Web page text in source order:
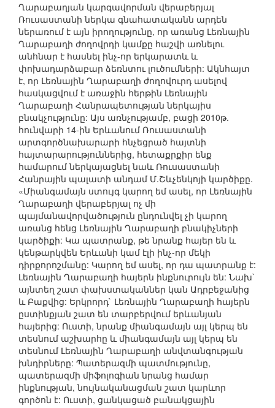
Ղարաբաղյան կարգավորման վերաբերյալ
Ռուսաստանի ներկա գնահատականն արդեն
ներառում է այն իրողությունը, որ առանց Լեռնային
Ղարաբաղի ժողովրդի կամքը հաշվի առնելու
անհնար է հասնել ինչ-որ երկարատև և
փոխադարձաբար ձեռնտու լուծումների: Ակնհայտ
է, որ Լեռնային Ղարաբաղի ժողովուրդ ասելով
հասկացվում է առաջին հերթին Լեռնային
Ղարաբաղի Հանրապետության ներկայիս
բնակչությունը: Այս առնչությամբ, բացի 2010թ.
հունվարի 14-ին Երևանում Ռուսաստանի
արտգործնախարարի հնչեցրած հայտնի
հայտարարություններից, հետաքրքիր ենք
համարում ներկայացնել նաև Ռուսաստանի
Հանրային պալատի անդամ Մ.Շևչենկոյի կարծիքը.
«Միանգամայն ստույգ կարող եմ ասել, որ Լեռնային
Ղարաբաղի վերաբերյալ ոչ մի
պայմանավորվածություն ընդունվել չի կարող
առանց հենց Լեռնային Ղարաբաղի բնակիչների
կարծիքի: Կա պատրանք, թե նրանք հայեր են և
կենթարկվեն Երևանի կամ էլի ինչ-որ մեկի
դիրքորոշմանը: Կարող եմ ասել, որ դա պատրանք է:
Լեռնային Ղարաբաղի հայերն ինքնուրույն են: Նախ`
այնտեղ շատ փախստականներ կան Ադրբեջանից
և Բաքվից: Երկրորդ` Լեռնային Ղարաբաղի հայերն
ըստինքյան շատ են տարբերվում երևանյան
հայերից: Ուստի, նրանք միանգամայն այլ կերպ են
տեսնում աշխարհը և միանգամայն այլ կերպ են
տեսնում Լեռնային Ղարաբաղի անվտանգության
խնդիրները: Պատերազմի պատմությունը,
պատերազմի միֆոլոգիան նրանց համար
ինքնության, նույնականացման շատ կարևոր
գործոն է: Ուստի, ցանկացած բանակցային